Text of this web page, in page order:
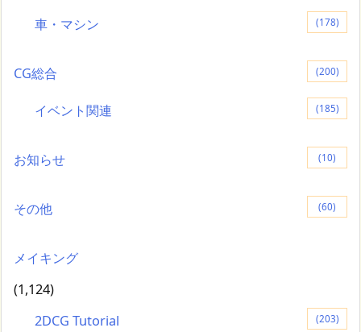
車・マシン (178)
CG総合 (200)
イベント関連 (185)
お知らせ (10)
その他 (60)
メイキング
(1,124)
2DCG Tutorial
(203)